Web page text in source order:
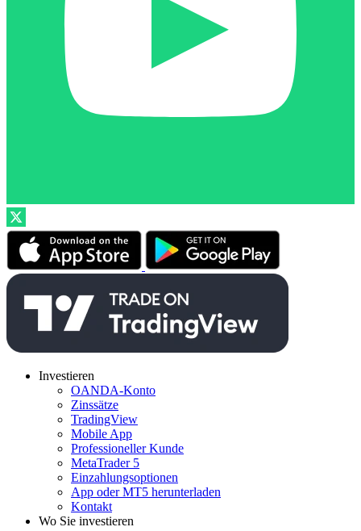
Investieren
OANDA-Konto
Zinssätze
TradingView
Mobile App
Professioneller Kunde
MetaTrader 5
Einzahlungsoptionen
App oder MT5 herunterladen
Kontakt
Wo Sie investieren